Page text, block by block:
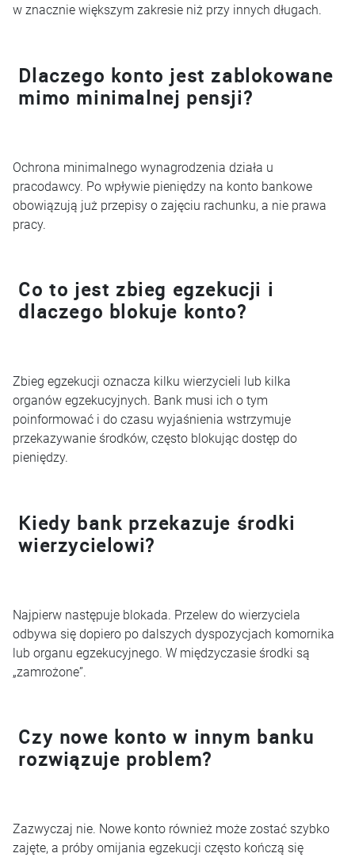
w znacznie większym zakresie niż przy innych długach.
Dlaczego konto jest zablokowane
mimo minimalnej pensji?
Ochrona minimalnego wynagrodzenia działa u
pracodawcy. Po wpływie pieniędzy na konto bankowe
obowiązują już przepisy o zajęciu rachunku, a nie prawa
pracy.
Co to jest zbieg egzekucji i
dlaczego blokuje konto?
Zbieg egzekucji oznacza kilku wierzycieli lub kilka
organów egzekucyjnych. Bank musi ich o tym
poinformować i do czasu wyjaśnienia wstrzymuje
przekazywanie środków, często blokując dostęp do
pieniędzy.
Kiedy bank przekazuje środki
wierzycielowi?
Najpierw następuje blokada. Przelew do wierzyciela
odbywa się dopiero po dalszych dyspozycjach komornika
lub organu egzekucyjnego. W międzyczasie środki są
„zamrożone”.
Czy nowe konto w innym banku
rozwiązuje problem?
Zazwyczaj nie. Nowe konto również może zostać szybko
zajęte, a próby omijania egzekucji często kończą się